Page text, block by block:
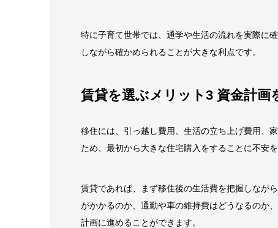
特に子育て世帯では、通学や生活の流れを実際に
しながら確かめられることが大きな利点です。
賃貸を選ぶメリット3 資金計画
移住には、引っ越し費用、生活の立ち上げ費用、
ため、最初から大きな住宅購入をすることに不安
賃貸であれば、まず移住後の生活費を把握しなが
がかかるのか、通勤や車の維持費はどうなるのか
計画に進めることができます。